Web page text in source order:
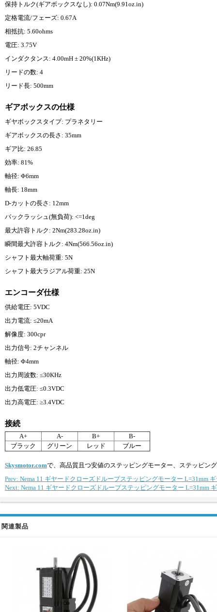
保持トルク(ギアボックスなし): 0.07Nm(9.91oz.in)
定格電流/フェーズ: 0.67A
相抵抗: 5.60ohms
電圧: 3.75V
インダクタンス: 4.00mH ± 20%(1KHz)
リードの数: 4
リード長: 500mm
ギアボックスの仕様
ギヤボックスタイプ: プラネタリー
ギアボックスの長さ: 35mm
ギア比: 26.85
効率: 81%
軸径: Φ6mm
軸長: 18mm
D-カットの長さ: 12mm
バックラッシュ(無負荷): <=1deg
最大許容トルク: 2Nm(283.28oz.in)
瞬間最大許容トルク: 4Nm(566.56oz.in)
シャフト最大軸荷重: 5N
シャフト最大ラジアル荷重: 25N
エンコーダ仕様
供給電圧: 5VDC
出力電流: ≤20mA
解像度: 300cpr
出力信号: 2チャンネル
軸径: Φ4mm
出力周波数: ≤30KHz
出力低電圧: ≤0.3VDC
出力高電圧: ≥3.4VDC
接続
A+ A- B+
B-
ブラック
グリーン レッド ブルー
Skysmotor.comで、高品質且つ安値のステッピングモーター、ステッピン
Prev: Nema 11 ギヤードクローズドループステッピングモーター L=31mm
Next: Nema 11 ギヤードクローズドループステッピングモーター L=31mm
関連製品